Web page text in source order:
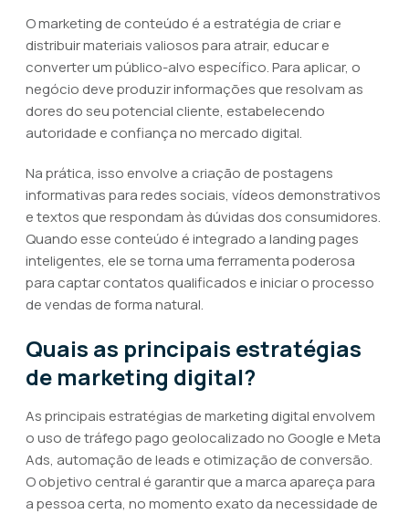
O marketing de conteúdo é a estratégia de criar e
distribuir materiais valiosos para atrair, educar e
converter um público-alvo específico. Para aplicar, o
negócio deve produzir informações que resolvam as
dores do seu potencial cliente, estabelecendo
autoridade e confiança no mercado digital.
Na prática, isso envolve a criação de postagens
informativas para redes sociais, vídeos demonstrativos
e textos que respondam às dúvidas dos consumidores.
Quando esse conteúdo é integrado a landing pages
inteligentes, ele se torna uma ferramenta poderosa
para captar contatos qualificados e iniciar o processo
de vendas de forma natural.
Quais as principais estratégias
de marketing digital?
As principais estratégias de marketing digital envolvem
o uso de tráfego pago geolocalizado no Google e Meta
Ads, automação de leads e otimização de conversão.
O objetivo central é garantir que a marca apareça para
a pessoa certa, no momento exato da necessidade de